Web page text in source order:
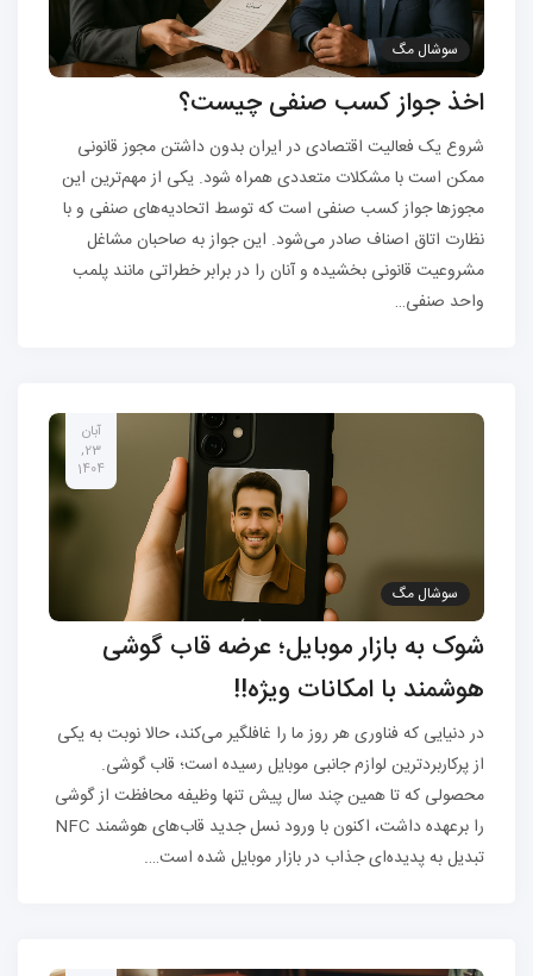
سوشال مگ
اخذ جواز کسب صنفی چیست؟
شروع یک فعالیت اقتصادی در ایران بدون داشتن مجوز قانونی
ممکن است با مشکلات متعددی همراه شود. یکی از مهم‌ترین این
مجوزها جواز کسب صنفی است که توسط اتحادیه‌های صنفی و با
نظارت اتاق اصناف صادر می‌شود. این جواز به صاحبان مشاغل
مشروعیت قانونی بخشیده و آنان را در برابر خطراتی مانند پلمب
واحد صنفی…
آبان
23,
1404
سوشال مگ
شوک به بازار موبایل؛ عرضه قاب گوشی
هوشمند با امکانات ویژه!!
در دنیایی که فناوری هر روز ما را غافلگیر می‌کند، حالا نوبت به یکی
از پرکاربردترین لوازم جانبی موبایل رسیده است؛ قاب گوشی.
محصولی که تا همین چند سال پیش تنها وظیفه محافظت از گوشی
را برعهده داشت، اکنون با ورود نسل جدید قاب‌های هوشمند NFC
تبدیل به پدیده‌ای جذاب در بازار موبایل شده است….